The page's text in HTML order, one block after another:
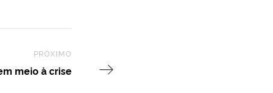
PRÓXIMO
meio à crise